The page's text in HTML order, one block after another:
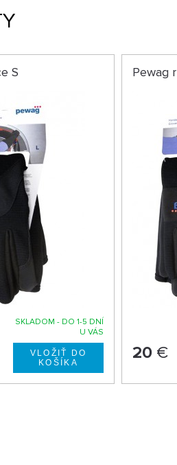
S
SKLADOM - DO 1-5 DNÍ
U VÁS
Pewag
20€